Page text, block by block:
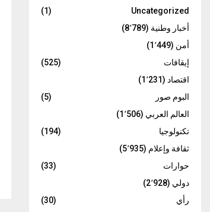
Uncategorized
(1)
أخبار وطنية (8٬789)
أمن (1٬449)
إيقافات
(525)
اقتصاد (1٬231)
البوم صور
(5)
العالم العربي (1٬506)
تكنولوجيا
(194)
ثقافة وإعلام (5٬935)
حوارات
(33)
دولي (2٬928)
رأي
(30)